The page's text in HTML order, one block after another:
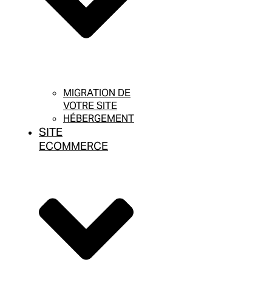
MIGRATION DE
VOTRE SITE
HÉBERGEMENT
SITE
ECOMMERCE